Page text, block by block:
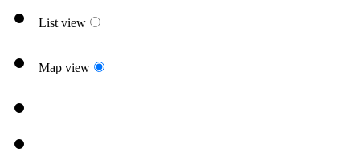
List view
Map view